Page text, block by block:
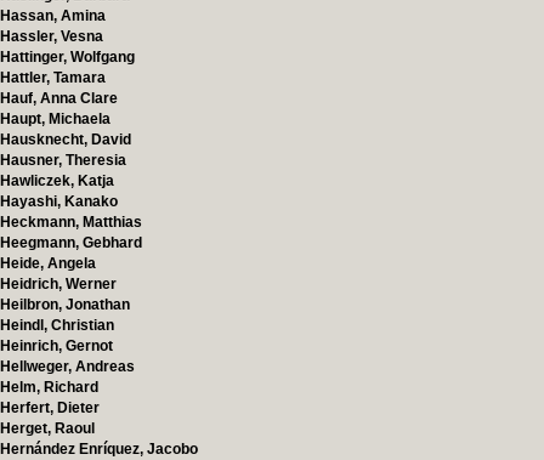
Hassan, Amina
Hassler, Vesna
Hattinger, Wolfgang
Hattler, Tamara
Hauf, Anna Clare
Haupt, Michaela
Hausknecht, David
Hausner, Theresia
Hawliczek, Katja
Hayashi, Kanako
Heckmann, Matthias
Heegmann, Gebhard
Heide, Angela
Heidrich, Werner
Heilbron, Jonathan
Heindl, Christian
Heinrich, Gernot
Hellweger, Andreas
Helm, Richard
Herfert, Dieter
Herget, Raoul
Hernández Enríquez, Jacobo